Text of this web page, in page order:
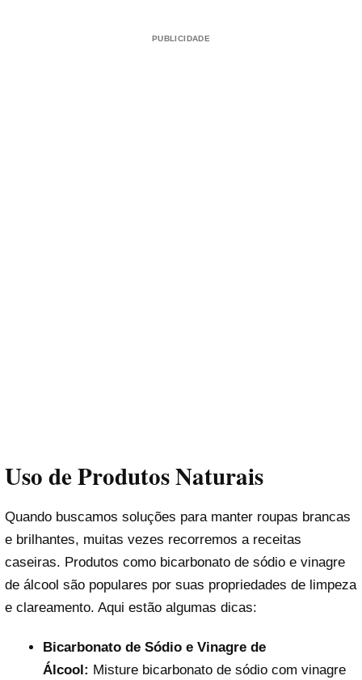
PUBLICIDADE
Uso de Produtos Naturais
Quando buscamos soluções para manter roupas brancas
e brilhantes, muitas vezes recorremos a receitas
caseiras. Produtos como bicarbonato de sódio e vinagre
de álcool são populares por suas propriedades de limpeza
e clareamento. Aqui estão algumas dicas:
Bicarbonato de Sódio e Vinagre de
Álcool: Misture bicarbonato de sódio com vinagre